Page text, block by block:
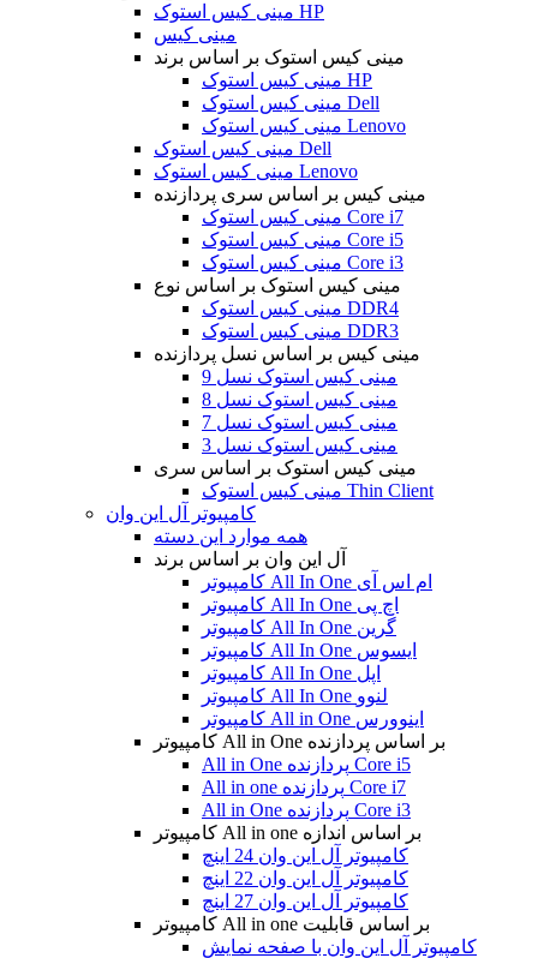
مینی کیس استوک HP
مینی کیس
مینی کیس استوک بر اساس برند
مینی کیس استوک HP
مینی کیس استوک Dell
مینی کیس استوک Lenovo
مینی کیس استوک Dell
مینی کیس استوک Lenovo
مینی کیس بر اساس سری پردازنده
مینی کیس استوک Core i7
مینی کیس استوک Core i5
مینی کیس استوک Core i3
مینی کیس استوک بر اساس نوع
مینی کیس استوک DDR4
مینی کیس استوک DDR3
مینی کیس بر اساس نسل پردازنده
مینی کیس استوک نسل 9
مینی کیس استوک نسل 8
مینی کیس استوک نسل 7
مینی کیس استوک نسل 3
مینی کیس استوک بر اساس سری
مینی کیس استوک Thin Client
کامپیوتر آل این وان
همه موارد این دسته
آل این وان بر اساس برند
کامپیوتر All In One ام اس آی
کامپیوتر All In One اچ پی
کامپیوتر All In One گرین
کامپیوتر All In One ایسوس
کامپیوتر All In One اپل
کامپیوتر All In One لنوو
کامپیوتر All in One اینوورس
کامپیوتر All in One بر اساس پردازنده
All in One پردازنده Core i5
All in one پردازنده Core i7
All in One پردازنده Core i3
کامپیوتر All in one بر اساس اندازه
کامپیوتر آل این وان 24 اینچ
کامپیوتر آل این وان 22 اینچ
کامپیوتر آل این وان 27 اینچ
کامپیوتر All in one بر اساس قابلیت
کامپیوتر آل این وان با صفحه نمایش